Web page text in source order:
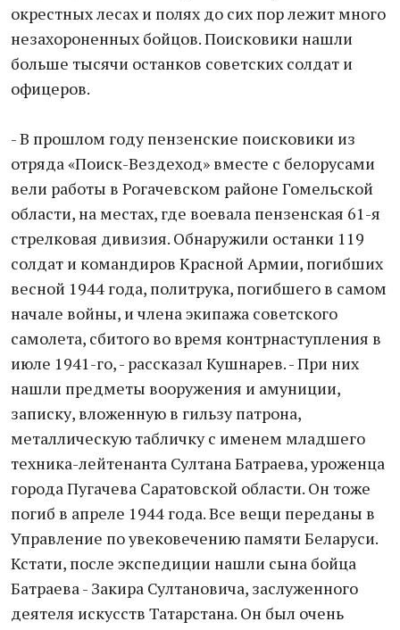
окрестных лесах и полях до сих пор лежит много
незахороненных бойцов. Поисковики нашли
больше тысячи останков советских солдат и
офицеров.
- В прошлом году пензенские поисковики из
отряда «Поиск-Вездеход» вместе с белорусами
вели работы в Рогачевском районе Гомельской
области, на местах, где воевала пензенская 61-я
стрелковая дивизия. Обнаружили останки 119
солдат и командиров Красной Армии, погибших
весной 1944 года, политрука, погибшего в самом
начале войны, и члена экипажа советского
самолета, сбитого во время контрнаступления в
июле 1941-го, - рассказал Кушнарев. - При них
нашли предметы вооружения и амуниции,
записку, вложенную в гильзу патрона,
металлическую табличку с именем младшего
техника-лейтенанта Султана Батраева, уроженца
города Пугачева Саратовской области. Он тоже
погиб в апреле 1944 года. Все вещи переданы в
Управление по увековечению памяти Беларуси.
Кстати, после экспедиции нашли сына бойца
Батраева - Закира Султановича, заслуженного
деятеля искусств Татарстана. Он был очень